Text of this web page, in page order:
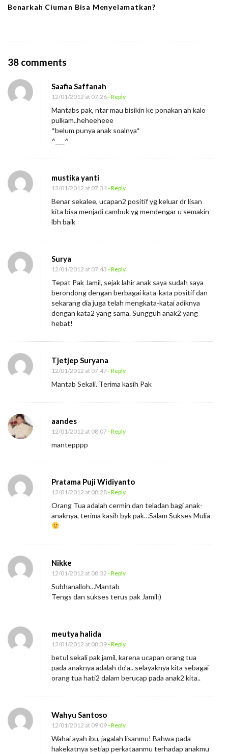
Benarkah Ciuman Bisa Menyelamatkan?
38 comments
A
a
k
m
u
e
r
k
a
t
a
n
m
u
Saafia Saffanah
12/01/2012 at 07:26- Reply
Mantabs pak, ntar mau bisikin ke ponakan ah kalo
pulkam..heheeheee
*belum punya anak soalnya*
^___^
mustika yanti
12/01/2012 at 07:34- Reply
Benar sekalee, ucapan2 positif yg keluar dr lisan
kita bisa menjadi cambuk yg mendengar u semakin
lbh baik
Surya
12/01/2012 at 07:43 - Reply
Tepat Pak Jamil, sejak lahir anak saya sudah saya
berondong dengan berbagai kata-kata positif dan
sekarang dia juga telah mengkata-katai adiknya
dengan kata2 yang sama. Sungguh anak2 yang
hebat!
Tjetjep Suryana
12/01/2012 at 07:47- Reply
Mantab Sekali. Terima kasih Pak
aandes
12/01/2012 at 08:07- Reply
mantepppp
Pratama Puji Widiyanto
12/01/2012 at 08:28- Reply
Orang Tua adalah cermin dan teladan bagi anak-
anaknya, terima kasih byk pak…Salam Sukses Mulia
Nikke
12/01/2012 at 08:32 - Reply
Subhanalloh…Mantab
Tengs dan sukses terus pak Jamil:)
meutya halida
12/01/2012 at 08:39- Reply
betul sekali pak jamil, karena ucapan orang tua
pada anaknya adalah do’a.. selayaknya kita sebagai
orang tua hati2 dalam berucap pada anak2 kita..
Wahyu Santoso
12/01/2012 at 09:09- Reply
Wahai ayah ibu, jagalah lisanmu! Bahwa pada
hakekatnya setiap perkataanmu terhadap anakmu